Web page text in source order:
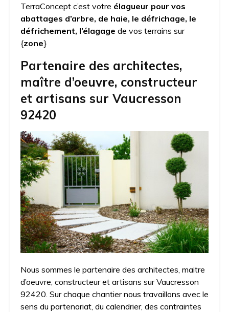
TerraConcept c’est votre élagueur pour vos
abattages d’arbre, de haie, le défrichage, le
défrichement, l’élagage de vos terrains sur
{zone}
Partenaire des architectes,
maître d’oeuvre, constructeur
et artisans sur Vaucresson
92420
Nous sommes le partenaire des architectes, maitre
d’oeuvre, constructeur et artisans sur Vaucresson
92420. Sur chaque chantier nous travaillons avec le
sens du partenariat, du calendrier, des contraintes